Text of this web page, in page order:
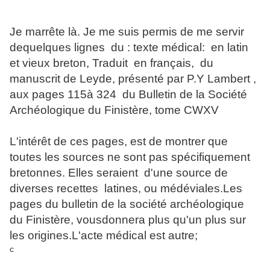
Je marrête là. Je me suis permis de me servir
dequelques lignes du : texte médical: en latin
et vieux breton, Traduit en français, du
manuscrit de Leyde, présenté par P.Y Lambert ,
aux pages 115à 324 du Bulletin de la Société
Archéologique du Finistère, tome CWXV
L'intérêt de ces pages, est de montrer que
toutes les sources ne sont pas spécifiquement
bretonnes. Elles seraient d'une source de
diverses recettes latines, ou médéviales.Les
pages du bulletin de la société archéologique
du Finistère, vousdonnera plus qu'un plus sur
les origines.L'acte médical est autre;
c